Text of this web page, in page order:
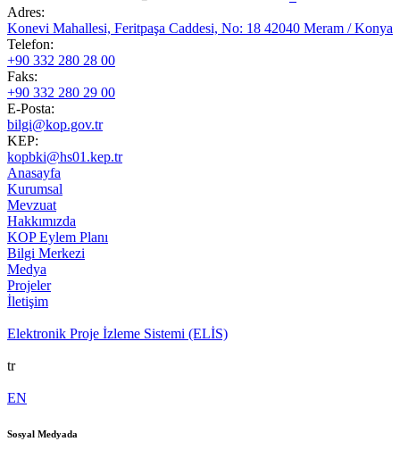
Adres:
Konevi Mahallesi, Feritpaşa Caddesi, No: 18 42040 Meram / Konya
Telefon:
+90 332 280 28 00
Faks:
+90 332 280 29 00
E-Posta:
bilgi@kop.gov.tr
KEP:
kopbki@hs01.kep.tr
Anasayfa
Kurumsal
Mevzuat
Hakkımızda
KOP Eylem Planı
Bilgi Merkezi
Medya
Projeler
İletişim
Elektronik Proje İzleme Sistemi (ELİS)
tr
EN
Sosyal Medyada